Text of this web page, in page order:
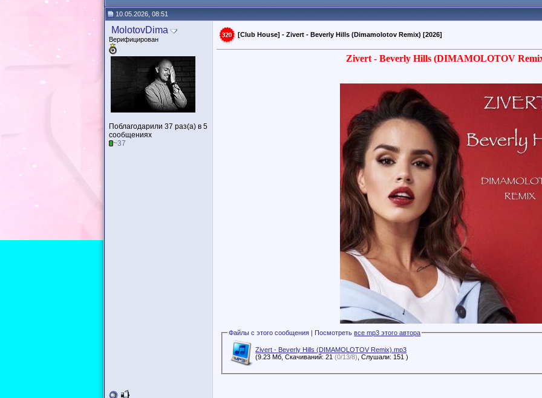
10.05.2026, 08:51
MolotovDima
Верифицирован
Поблагодарили 37 раз(а) в 5
сообщениях
~37
[Club House] - Zivert - Beverly Hills (Dimamolotov Remix) [2026]
Zivert - Beverly Hills (DIMAMOLOTOV
Файлы с этого сообщения | Посмотретьвсе mp3 этого автора
Zivert - Beverly Hills (DIMAMOLOTOV Remix).mp3
(9.23 Мб, Скачиваний: 21(0/13/8) , Слушали: 151 )